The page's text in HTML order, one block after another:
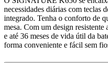
necessidades diárias com teclas
integrado. Tenha o conforto de
mesa. Com um design
e até 36 meses de vida útil da
forma conveniente e fácil sem